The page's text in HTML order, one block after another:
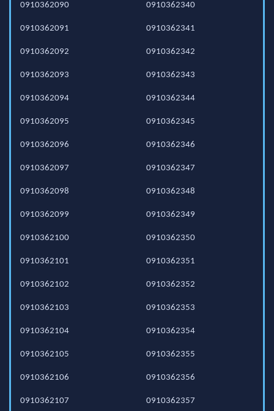
0910362090
0910362091
0910362092
0910362093
0910362094
0910362095
0910362096
0910362097
0910362098
0910362099
0910362100
0910362101
0910362102
0910362103
0910362104
0910362105
0910362106
0910362107
0910362340
0910362341
0910362342
0910362343
0910362344
0910362345
0910362346
0910362347
0910362348
0910362349
0910362350
0910362351
0910362352
0910362353
0910362354
0910362355
0910362356
0910362357